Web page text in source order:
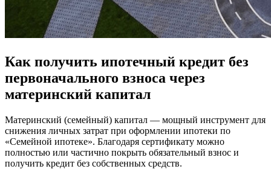
Как получить ипотечный кредит без
первоначального взноса через
материнский капитал
Материнский (семейный) капитал — мощный инструмент для
снижения личных затрат при оформлении ипотеки по
«Семейной ипотеке». Благодаря сертификату можно
полностью или частично покрыть обязательный взнос и
получить кредит без собственных средств.